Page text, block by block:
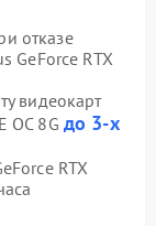
отказе
GeForce RTX
видеокарт
OC 8G до 3-х
RTX